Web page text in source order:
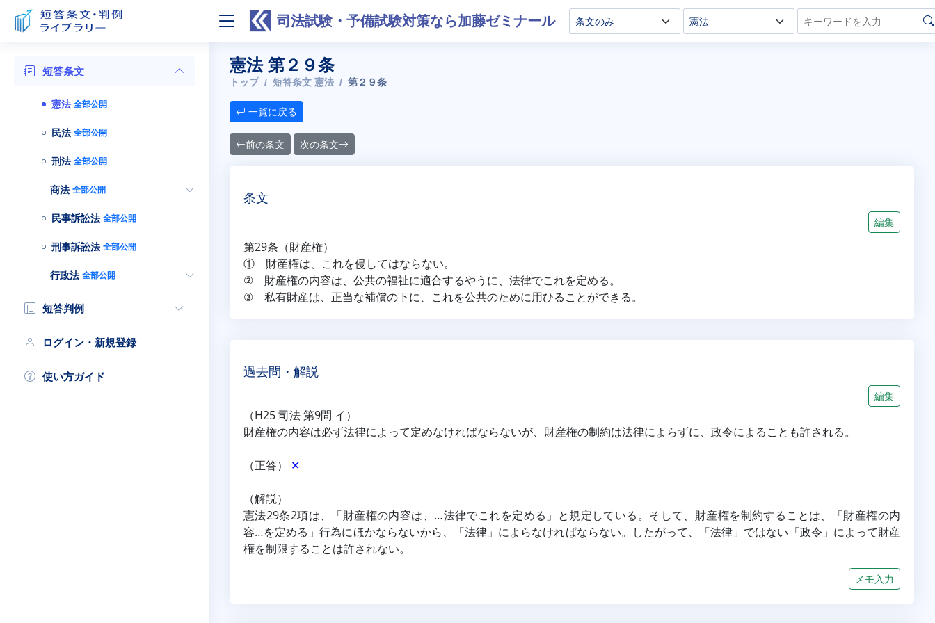
司法試験・予備試験対策なら加藤ゼミナール
短答条文
憲法 全部公開
民法 全部公開
刑法 全部公開
商法 全部公開
民事訴訟法 全部公開
刑事訴訟法 全部公開
行政法 全部公開
短答判例
ログイン・新規登録
使い方ガイド
憲法 第２９条
トップ 短答条文 憲法 第２９条
一覧に戻る
前の条文 次の条文
条文
編集
第29条（財産権）
① 財産権は、これを侵してはならない。
② 財産権の内容は、公共の福祉に適合するやうに、法律でこれを定める。
③ 私有財産は、正当な補償の下に、これを公共のために用ひることができる。
過去問・解説
編集
（H25 司法 第9問 イ）
財産権の内容は必ず法律によって定めなければならないが、財産権の制約は法律によらずに、政令によることも許される。
（正答） ✕
（解説）
憲法29条2項は、「財産権の内容は、…法律でこれを定める」と規定している。そして、財産権を制約することは、「財産権の内
容…を定める」行為にほかならないから、「法律」によらなければならない。したがって、「法律」ではない「政令」によって財産
権を制限することは許されない。
メモ入力